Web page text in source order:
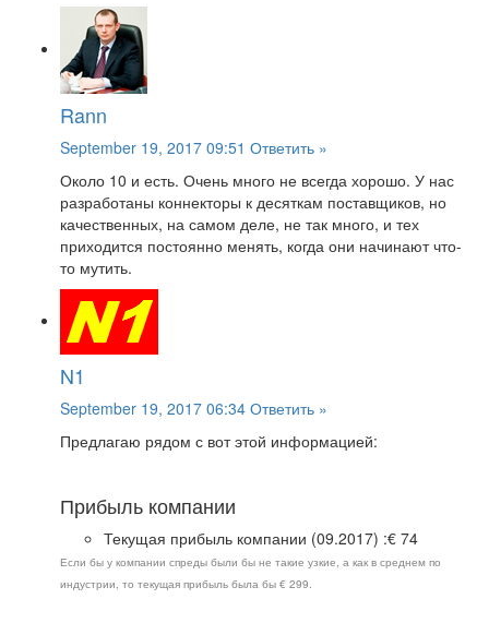
Rann
September 19, 2017 09:51 Ответить »
Около 10 и есть. Очень много не всегда хорошо. У нас
разработаны коннекторы к десяткам поставщиков, но
качественных, на самом деле, не так много, и тех
приходится постоянно менять, когда они начинают что-
то мутить.
N1
September 19, 2017 06:34 Ответить »
Предлагаю рядом с вот этой информацией:
Прибыль компании
Текущая прибыль компании (09.2017) :€ 74
Если бы у компании спреды были бы не такие узкие, а как в среднем по
индустрии, то текущая прибыль была бы € 299.